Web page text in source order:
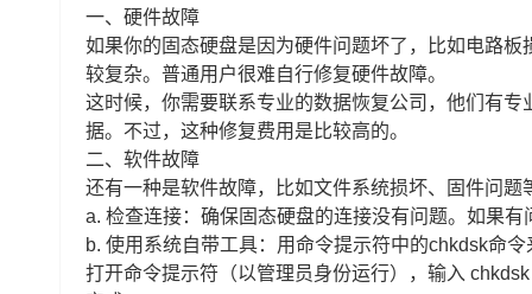
一、硬件故障
如果你的固态硬盘是因为硬件问题坏了，比如电路
较复杂。普通用户很难自行修复硬件故障。
这时候，你需要联系专业的数据恢复公司，他们有
据。不过，这种修复费用是比较高的。
二、软件故障
还有一种是软件故障，比如文件系统损坏、固件问题
a. 检查连接：确保固态硬盘的连接没有问题。如果
b. 使用系统自带工具：用命令提示符中的chkdsk命
打开命令提示符（以管理员身份运行），输入